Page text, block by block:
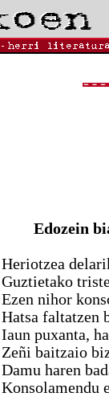
Edozein
Heriotzea
Guztietako
Ezen nihor
Hatsa faltatzen
Iaun puxanta,
Zeñi baitzaio
Damu haren
Konsolamendu